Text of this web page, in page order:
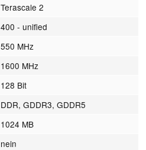
Terascale 2
400 - unified
550 MHz
1600 MHz
128 Bit
DDR, GDDR3, GDDR5
1024 MB
nein